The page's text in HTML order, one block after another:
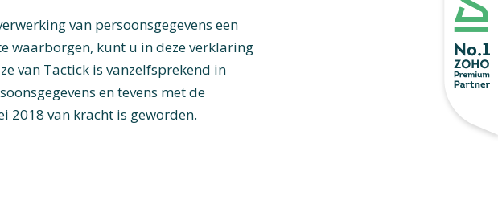
van persoonsgegevens een
waarborgen, kunt u in deze verklaring
van Tactick is vanzelfsprekend in
en tevens met de
2018 van kracht is geworden.